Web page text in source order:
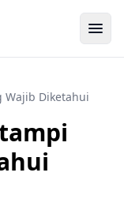
Wajib Diketahui